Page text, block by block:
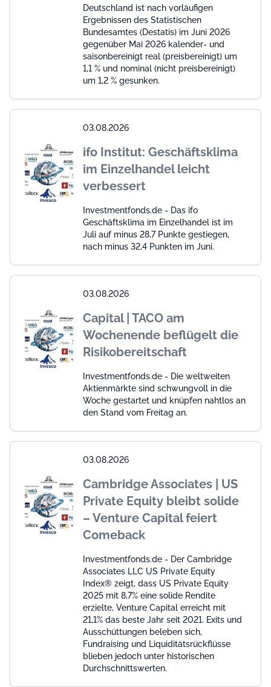
Deutschland ist nach vorläufigen
Ergebnissen des Statistischen
Bundesamtes (Destatis) im Juni 2026
gegenüber Mai 2026 kalender- und
saisonbereinigt real (preisbereinigt) um
1,1 % und nominal (nicht preisbereinigt)
um 1,2 % gesunken.
03.08.2026
ifo Institut: Geschäftsklima
im Einzelhandel leicht
verbessert
Investmentfonds.de - Das ifo
Geschäftsklima im Einzelhandel ist im
Juli auf minus 28,7 Punkte gestiegen,
nach minus 32,4 Punkten im Juni.
03.08.2026
Capital | TACO am
Wochenende beflügelt die
Risikobereitschaft
Investmentfonds.de - Die weltweiten
Aktienmärkte sind schwungvoll in die
Woche gestartet und knüpfen nahtlos an
den Stand vom Freitag an.
03.08.2026
Cambridge Associates | US
Private Equity bleibt solide
– Venture Capital feiert
Comeback
Investmentfonds.de - Der Cambridge
Associates LLC US Private Equity
Index® zeigt, dass US Private Equity
2025 mit 8,7% eine solide Rendite
erzielte, Venture Capital erreicht mit
21,1% das beste Jahr seit 2021. Exits und
Ausschüttungen beleben sich,
Fundraising und Liquiditätsrückflüsse
blieben jedoch unter historischen
Durchschnittswerten.